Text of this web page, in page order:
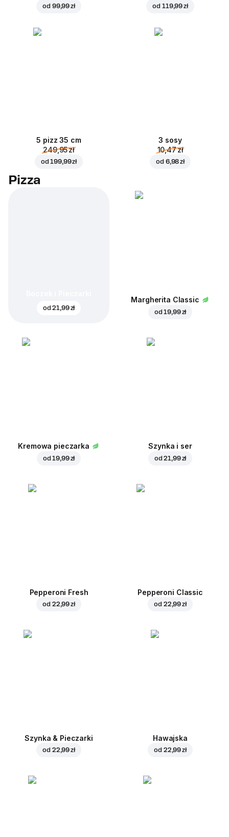
od 99,99 zł od 119,99 zł
5 pizz 35 cm
249,95 zł
od199,99 zł
3 sosy
10,47 zł
od 6,98 zł
Pizza
od21,99 zł
Margherita Classic
od19,99 zł
Kremowa pieczarka
od19,99 zł
Szynka i ser
od21,99 zł
Pepperoni Fresh
od 22,99 zł
Pepperoni Classic
od 22,99 zł
Szynka & Pieczarki
od 22,99 zł
Hawajska
od 22,99 zł